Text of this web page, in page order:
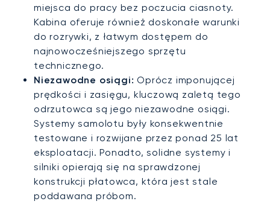
miejsca do pracy bez poczucia ciasnoty.
Kabina oferuje również doskonałe warunki
do rozrywki, z łatwym dostępem do
najnowocześniejszego sprzętu
technicznego.
Niezawodne osiągi: Oprócz imponującej
prędkości i zasięgu, kluczową zaletą tego
odrzutowca są jego niezawodne osiągi.
Systemy samolotu były konsekwentnie
testowane i rozwijane przez ponad 25 lat
eksploatacji. Ponadto, solidne systemy i
silniki opierają się na sprawdzonej
konstrukcji płatowca, która jest stale
poddawana próbom.